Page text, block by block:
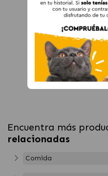
Encuentra más
relacionadas
Comida